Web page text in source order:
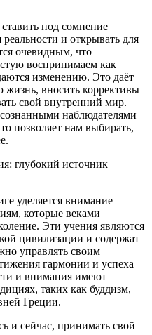
под сомнение
и открывать для
очевидным, что
воспринимаем как
изменению. Это даёт
жизнь, вносить коррективы
свой внутренний мир.
наблюдателями
позволяет нам выбирать,
глубокий источник
уделяется внимание
которые веками
Эти учения являются
цивилизации и содержат
управлять своим
гармонии и успеха
и внимания имеют
таких как буддизм,
Греции.
и сейчас, принимать свой